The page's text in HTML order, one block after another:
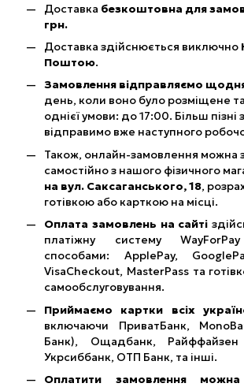
Доставка безкоштовна для
грн.
Доставка здійснюється виключно
Поштою.
Замовлення відправляємо
день, коли воно було розміщене
однієї умови: до 17:00. Більш пізні
відправимо вже наступного
Також, онлайн-замовлення можна
самостійно з нашого фізичного
на вул. Саксаганського, 18,
готівкою або карткою на місці.
Оплата замовлень на сайті
платіжну систему
способами: ApplePay,
VisaCheckout, MasterPass та
самообслуговування.
Приймаємо картки всіх
включаючи ПриватБанк,
Банк), Ощадбанк,
Укрсиббанк, ОТП Банк, та інші.
Оплатити замовлення